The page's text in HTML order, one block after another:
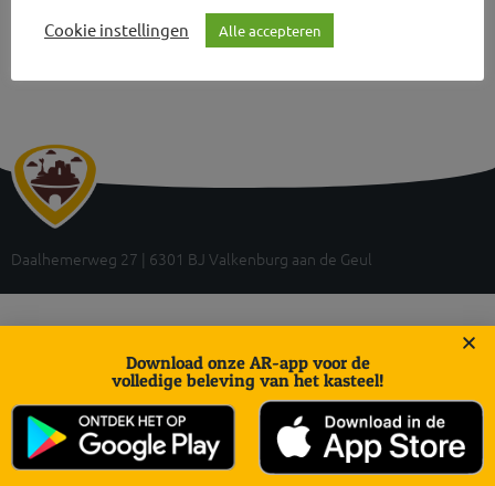
Daalhemerweg 27 | 6301 BJ Valkenburg aan de Geul
Cookie instellingen
Alle accepteren
Download onze AR-app voor de
volledige beleving van het kasteel!